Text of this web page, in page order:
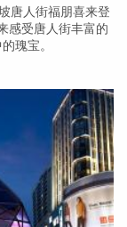
唐人街福朋喜来登
感受唐人街丰富的
瑰宝。